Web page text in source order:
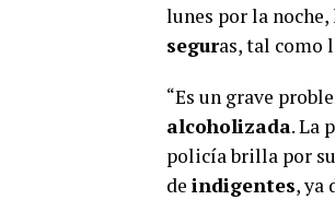
lunes por la
seguras, tal como
“Es un grave
alcoholizada. La
policía brilla por
de indigentes, ya